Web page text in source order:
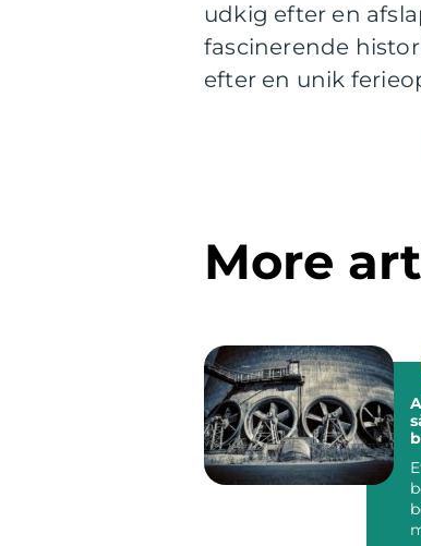
udkig efter en
fascinerende
efter en unik
More